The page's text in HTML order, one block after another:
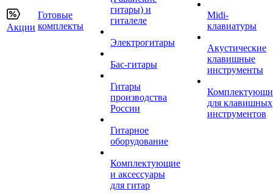
Акции
Готовые
комплекты
гитары) и
гиталеле
Электрогитары
Бас-гитары
Гитары
производства
России
Гитарное
оборудование
Комплектующие
и аксессуары
для гитар
Midi-
клавиатуры
Акустические
клавишные
инструменты
для клавишных
инструментов